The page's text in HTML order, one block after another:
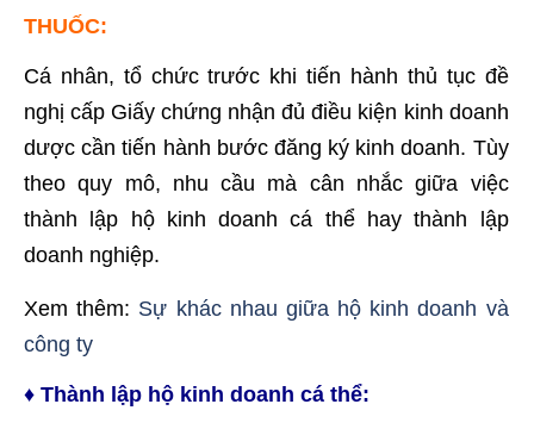
THUỐC:
Cá nhân, tổ chức trước khi tiến hành thủ tục đề
nghị cấp Giấy chứng nhận đủ điều kiện kinh doanh
dược cần tiến hành bước đăng ký kinh doanh. Tùy
theo quy mô, nhu cầu mà cân nhắc giữa việc
thành lập hộ kinh doanh cá thể hay thành lập
doanh nghiệp.
Xem thêm: Sự khác nhau giữa hộ kinh doanh và
công ty
♦ Thành lập hộ kinh doanh cá thể: